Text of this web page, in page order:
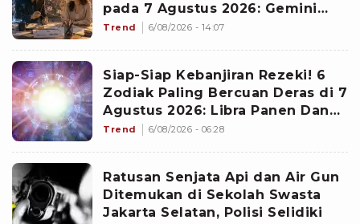
pada 7 Agustus 2026: Gemini
Punya Senjata Utama
Trend 6/08/2026 - 14:07
Siap-Siap Kebanjiran Rezeki! 6
Zodiak Paling Bercuan Deras di 7
Agustus 2026: Libra Panen Dana
Ekstra
Trend 6/08/2026 - 06:28
Ratusan Senjata Api dan Air Gun
Ditemukan di Sekolah Swasta
Jakarta Selatan, Polisi Selidiki